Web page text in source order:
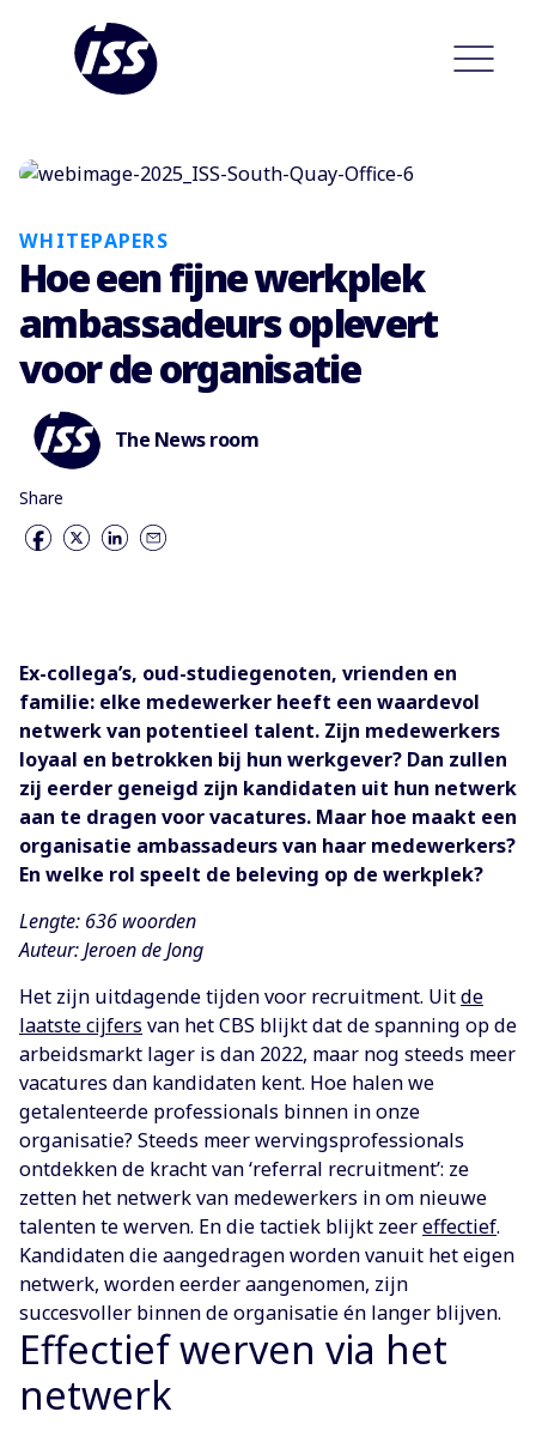
WHITEPAPERS
Hoe een fijne werkplek
ambassadeurs oplevert
voor de organisatie
The News room
Share
Ex-collega’s, oud-studiegenoten, vrienden en
familie: elke medewerker heeft een waardevol
netwerk van potentieel talent. Zijn medewerkers
loyaal en betrokken bij hun werkgever? Dan zullen
zij eerder geneigd zijn kandidaten uit hun netwerk
aan te dragen voor vacatures. Maar hoe maakt een
organisatie ambassadeurs van haar medewerkers?
En welke rol speelt de beleving op de werkplek?
Lengte: 636 woorden
Auteur: Jeroen de Jong
Het zijn uitdagende tijden voor recruitment. Uitde
laatste cijfersvan het CBS blijkt dat de spanning op de
arbeidsmarkt lager is dan 2022, maar nog steeds meer
vacatures dan kandidaten kent. Hoe halen we
getalenteerde professionals binnen in onze
organisatie? Steeds meer wervingsprofessionals
ontdekken de kracht van ‘referral recruitment’: ze
zetten het netwerk van medewerkers in om nieuwe
talenten te werven. En die tactiek blijkt zeereffectief.
Kandidaten die aangedragen worden vanuit het eigen
netwerk, worden eerder aangenomen, zijn
succesvoller binnen de organisatie én langer blijven.
Effectief werven via het
netwerk